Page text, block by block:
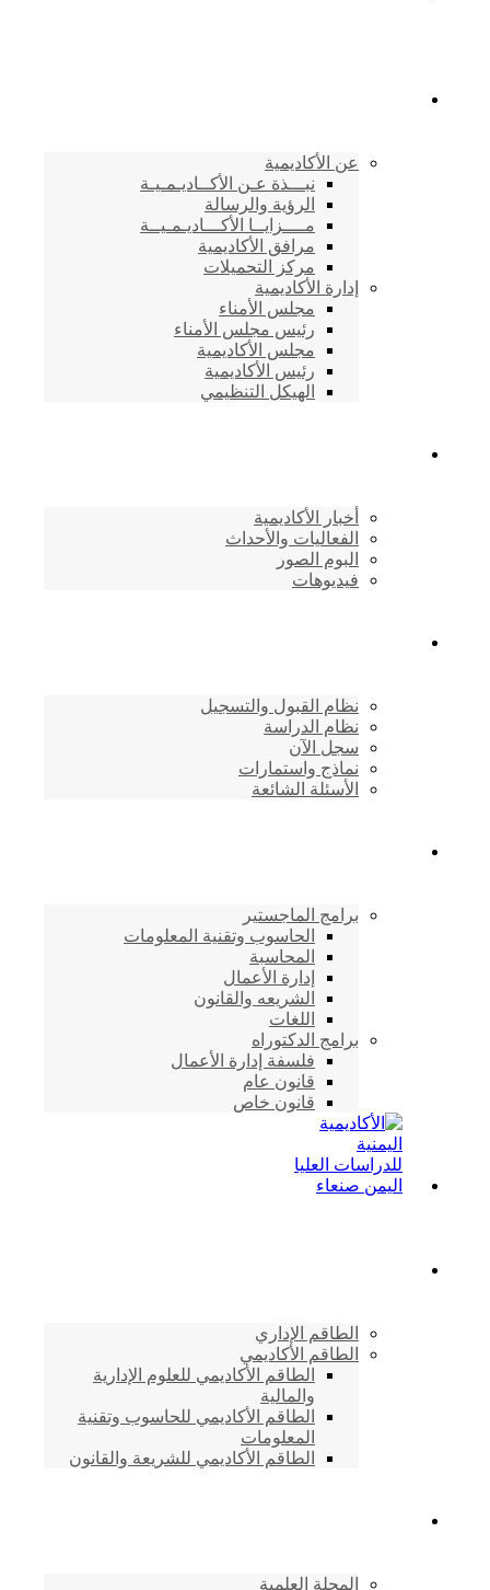
عن الأكاديمية
نبـــذة عـن الأكــاديـمـيـة
الرؤية والرسالة
مــــزايــا الأكـــاديـمـيــة
مرافق الأكاديمية
مركز التحميلات
إدارة الأكاديمية
مجلس الأمناء
رئيس مجلس الأمناء
مجلس الأكاديمية
رئيس الأكاديمية
الهيكل التنظيمي
أخبار الأكاديمية
الفعاليات والأحداث
البوم الصور
فيديوهات
نظام القبول والتسجيل
نظام الدراسة
سجل الآن
نماذج واستمارات
الأسئلة الشائعة
برامج الماجستير
الحاسوب وتقنية المعلومات
المحاسبة
إدارة الأعمال
الشريعه والقانون
اللغات
برامج الدكتوراه
فلسفة إدارة الأعمال
قانون عام
قانون خاص
الطاقم الإداري
الطاقم الأكاديمي
الطاقم الأكاديمي للعلوم الإدارية
والمالية
الطاقم الأكاديمي للحاسوب وتقنية
المعلومات
الطاقم الأكاديمي للشريعة والقانون
المجلة العلمية